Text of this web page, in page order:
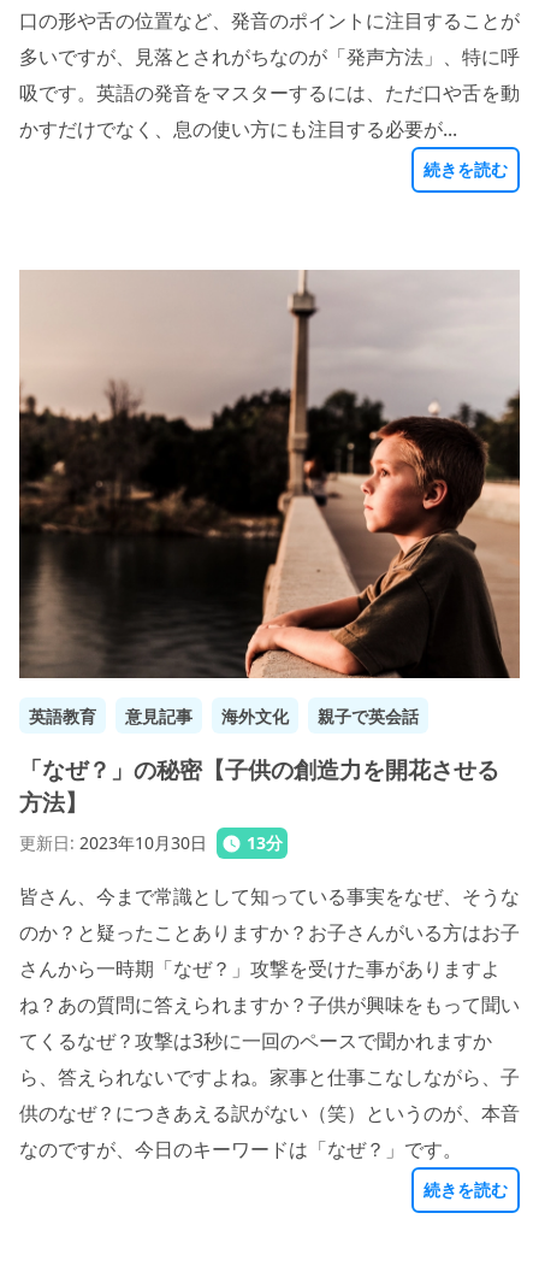
口の形や舌の位置など、発音のポイントに注目することが
多いですが、見落とされがちなのが「発声方法」、特に呼
吸です。英語の発音をマスターするには、ただ口や舌を動
かすだけでなく、息の使い方にも注目する必要が...
続きを読む
英語教育 意見記事 海外文化 親子で英会話
「なぜ？」の秘密【子供の創造力を開花させる
方法】
更新日: 2023年10月30日 13分
皆さん、今まで常識として知っている事実をなぜ、そうな
のか？と疑ったことありますか？お子さんがいる方はお子
さんから一時期「なぜ？」攻撃を受けた事がありますよ
ね？あの質問に答えられますか？子供が興味をもって聞い
てくるなぜ？攻撃は3秒に一回のペースで聞かれますか
ら、答えられないですよね。家事と仕事こなしながら、子
供のなぜ？につきあえる訳がない（笑）というのが、本音
なのですが、今日のキーワードは「なぜ？」です。
続きを読む